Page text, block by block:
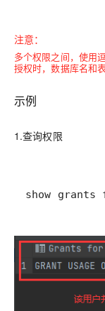
注意：
多个权限之间，使用
授权时，数据库名和
示例
1.查询权限
show